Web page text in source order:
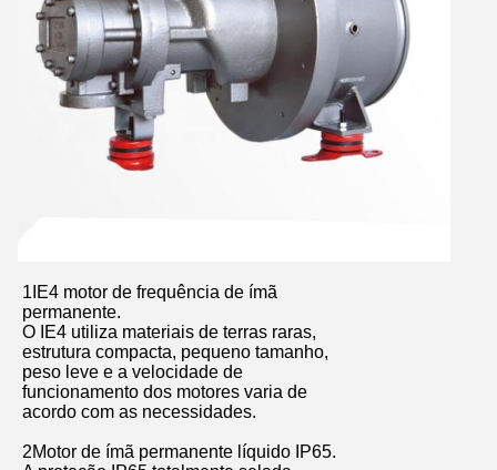
1IE4 motor de frequência de ímã
permanente.
O IE4 utiliza materiais de terras raras,
estrutura compacta, pequeno tamanho,
peso leve e a velocidade de
funcionamento dos motores varia de
acordo com as necessidades.
2Motor de ímã permanente líquido IP65.